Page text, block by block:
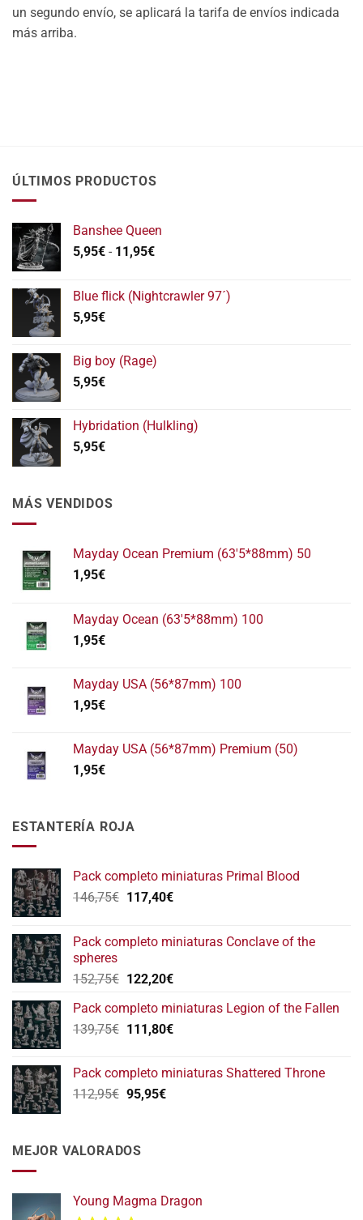
un segundo envío, se aplicará la tarifa de envíos indicada
más arriba.
ÚLTIMOS PRODUCTOS
Banshee Queen
5,95€ - 11,95€Rango
desde
11,95€
Blue flick (Nightcrawler 97´)
5,95€
Big boy (Rage)
5,95€
Hybridation (Hulkling)
5,95€
MÁS VENDIDOS
Mayday Ocean Premium (63'5*88mm) 50
1,95€
Mayday Ocean (63'5*88mm) 100
1,95€
Mayday USA (56*87mm) 100
1,95€
Mayday USA (56*87mm) Premium (50)
1,95€
ESTANTERÍA ROJA
Pack completo miniaturas Primal Blood
146,75€ El
era:
117,40€El
es:
Pack completo miniaturas Conclave of the
spheres
152,75€ El
original
era:
122,20€El
actual
es:
Pack completo miniaturas Legion of the Fallen
139,75€ El
era:
139,75€.
111,80€El
es:
Pack completo miniaturas Shattered Throne
112,95€ El
era:
95,95€El
MEJOR VALORADOS
Young Magma Dragon